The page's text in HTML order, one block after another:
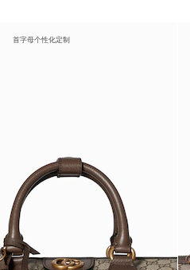
首字母个性化定制